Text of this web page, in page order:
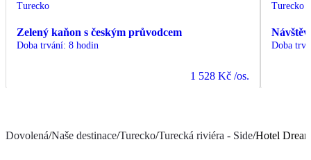
Turecko
Zelený kaňon s českým průvodcem
Doba trvání: 8 hodin
1 528 Kč /os.
Turecko
Doba
Dovolená/Naše destinace/Turecko/Turecká riviéra - Side/Hotel